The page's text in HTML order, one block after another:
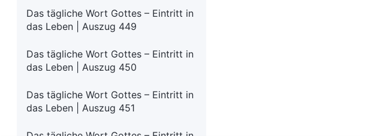
Das tägliche Wort Gottes – Eintritt in
das Leben | Auszug 449
Das tägliche Wort Gottes – Eintritt in
das Leben | Auszug 450
Das tägliche Wort Gottes – Eintritt in
das Leben | Auszug 451